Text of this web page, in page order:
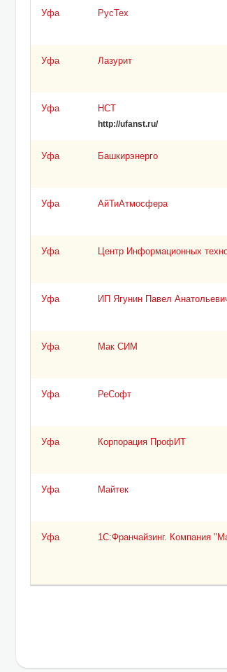
Уфа РусТех
Уфа Лазурит
Уфа НСТ
http://ufanst.ru/
Уфа Башкирэнерго
Уфа АйТиАтмосфера
Уфа Центр Информационных
Уфа ИП Ягунин Павел
Уфа Мак СИМ
Уфа РеСофт
Уфа Корпорация ПрофИТ
Уфа Майтек
Уфа 1С:Франчайзинг. Компания